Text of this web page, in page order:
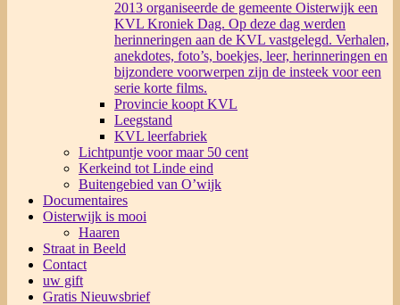
2013 organiseerde de gemeente Oisterwijk een
KVL Kroniek Dag. Op deze dag werden
herinneringen aan de KVL vastgelegd. Verhalen,
anekdotes, foto’s, boekjes, leer, herinneringen en
bijzondere voorwerpen zijn de insteek voor een
serie korte films.
Provincie koopt KVL
Leegstand
KVL leerfabriek
Lichtpuntje voor maar 50 cent
Kerkeind tot Linde eind
Buitengebied van O’wijk
Documentaires
Oisterwijk is mooi
Haaren
Straat in Beeld
Contact
uw gift
Gratis Nieuwsbrief